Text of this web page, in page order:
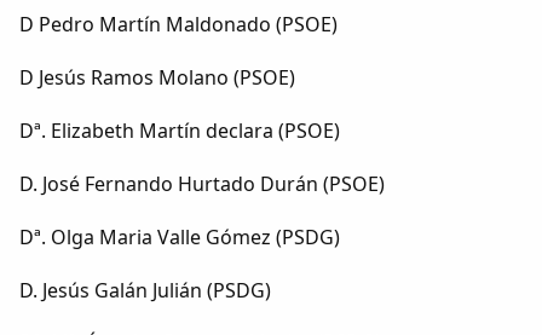
Cancionero Local
Apodos
D Pedro Martín Maldonado (PSOE)
D Jesús Ramos Molano (PSOE)
Dª. Elizabeth Martín declara (PSOE)
D. José Fernando Hurtado Durán (PSOE)
Dª. Olga Maria Valle Gómez (PSDG)
D. Jesús Galán Julián (PSDG)